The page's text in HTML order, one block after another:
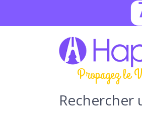
Propagez le
Rechercher